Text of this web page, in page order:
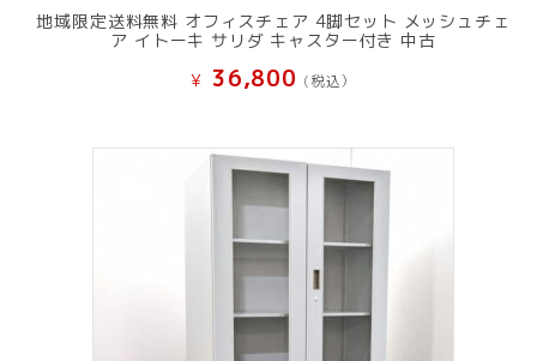
地域限定送料無料 オフィスチェア 4脚セット メッシュチェ
ア イトーキ サリダ キャスター付き 中古
¥ 36,800 (税込）